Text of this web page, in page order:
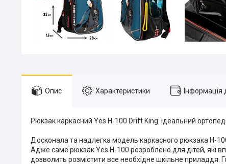
Опис Характеристики Інформація
Рюкзак каркасний Yes H-100 Drift King: ідеальний
Досконала та надлегка модель каркасного рюкзака H-
Адже саме рюкзак Yes H-100 розроблено для дітей, які
дозволить розмістити все необхідне шкільне приладдя.